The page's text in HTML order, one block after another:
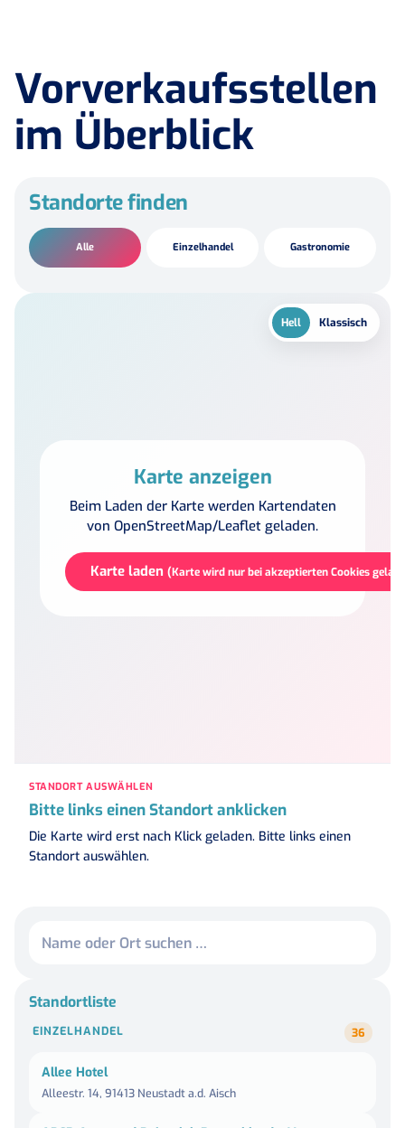
Vorverkaufsstellen
im Überblick
Standorte finden
Alle Einzelhandel Gastronomie
Hell Klassisch
Karte anzeigen
Beim Laden der Karte werden Kartendaten
von OpenStreetMap/Leaflet geladen.
Karte laden (Karte wird nur bei akzeptierten Cookies
STANDORT AUSWÄHLEN
Bitte links einen Standort anklicken
Die Karte wird erst nach Klick geladen. Bitte links einen
Standort auswählen.
Standortliste
EINZELHANDEL 36
Allee Hotel
Alleestr. 14, 91413 Neustadt a.d. Aisch